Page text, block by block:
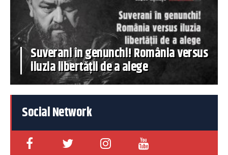
Suverani în genunchi! România versus
iluzia libertății de a alege
Social Network